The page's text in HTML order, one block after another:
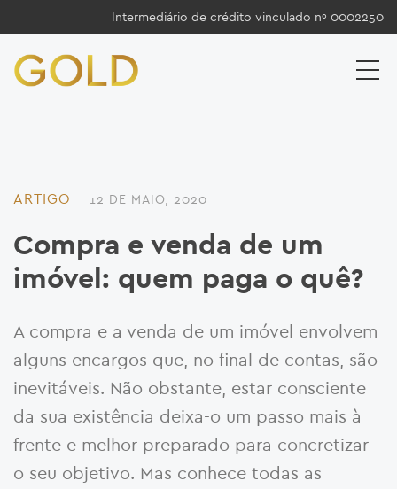
Intermediário de crédito vinculado nº 0002250
ARTIGO 12 DE MAIO, 2020
Compra e venda de um
imóvel: quem paga o quê?
A compra e a venda de um imóvel envolvem
alguns encargos que, no final de contas, são
inevitáveis. Não obstante, estar consciente
da sua existência deixa-o um passo mais à
frente e melhor preparado para concretizar
o seu objetivo. Mas conhece todas as